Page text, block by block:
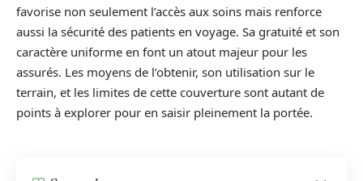
favorise non seulement l’accès aux soins mais renforce
aussi la sécurité des patients en voyage. Sa gratuité et son
caractère uniforme en font un atout majeur pour les
assurés. Les moyens de l’obtenir, son utilisation sur le
terrain, et les limites de cette couverture sont autant de
points à explorer pour en saisir pleinement la portée.